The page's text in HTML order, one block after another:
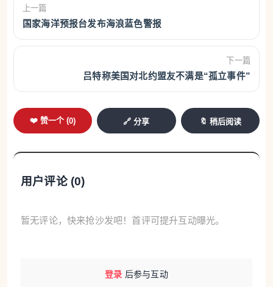
非法开展多项医美项目
双眼皮及眼睑整形（Blefaroplastica，眼睑成形术）
鼻部玻尿酸塑形（Rhinofiller）
肉毒毒素（Botox）注射
目前，办案人员正对所使用药品和注射材料的来源展
上一篇
国家海洋预报台发布海浪蓝色警报
下一篇
吕特称美国对北约盟友不满是“孤立事件”
❤️ 赞一个 (0) 🔗 分享 🔖 稍后阅读
用户评论 (0)
暂无评论，快来抢沙发吧！首评可提升互动曝光。
登录 后参与互动